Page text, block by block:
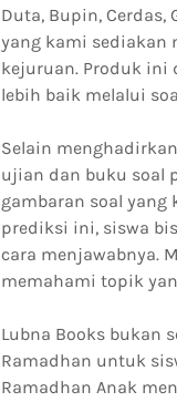
Duta, Bupin,
yang kami sediakan
kejuruan. Produk ini
lebih baik melalui
Selain
ujian dan buku soal
gambaran soal
prediksi ini, siswa
cara menjawabnya.
memahami topik
Lubna Books bukan
Ramadhan untuk
Ramadhan Anak